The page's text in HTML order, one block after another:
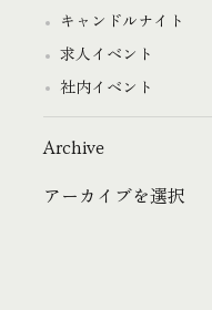
キャンドルナイト
求人イベント
社内イベント
Archive